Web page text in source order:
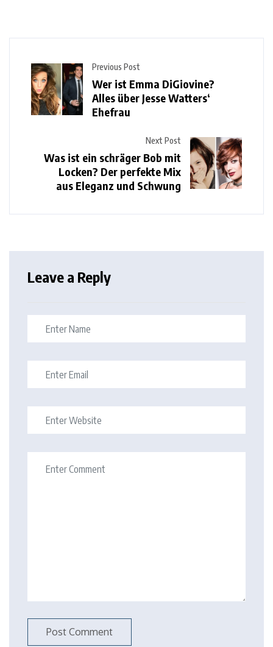
Previous Post
Wer ist Emma DiGiovine?
Alles über Jesse Watters‘
Ehefrau
Next Post
Was ist ein schräger Bob mit
Locken? Der perfekte Mix
aus Eleganz und Schwung
Leave a Reply